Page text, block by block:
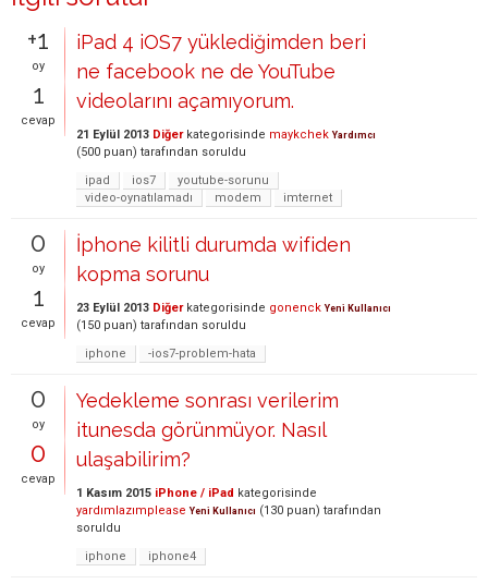
+1
oy
1
cevap
iPad 4 iOS7 yüklediğimden beri
ne facebook ne de YouTube
videolarını açamıyorum.
21 Eylül 2013 Diğerkategorisinde maykchek Yardımcı
(500 puan) tarafından soruldu
ipad
ios7
youtube-sorunu
video-oynatılamadı
modem imternet
0
oy
1
cevap
İphone kilitli durumda wifiden
kopma sorunu
23 Eylül 2013 Diğerkategorisinde gonenck Yeni Kullanıcı
(150 puan) tarafından soruldu
iphone
-ios7-problem-hata
0
oy
0
cevap
Yedekleme sonrası verilerim
itunesda görünmüyor. Nasıl
ulaşabilirim?
1 Kasım 2015 iPhone / iPad kategorisinde
yardımlazımplease Yeni Kullanıcı (130 puan) tarafından
soruldu
iphone
iphone4